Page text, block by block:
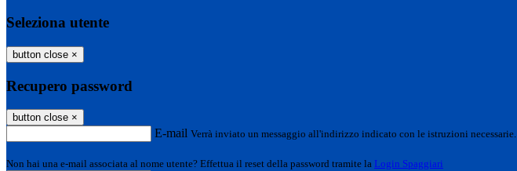
Seleziona utente
button close ×
Recupero password
button close ×
E-mail Verrà inviato un messaggio all'indirizzo indicato con le istruzioni necessarie.
Non hai una e-mail associata al nome utente? Effettua il reset della password tramite la Login Spaggiari